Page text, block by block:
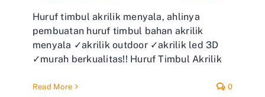
Huruf timbul akrilik menyala, ahlinya
pembuatan huruf timbul bahan akrilik
menyala ✓akrilik outdoor ✓akrilik led 3D
✓murah berkualitas!! Huruf Timbul Akrilik
Read More 0